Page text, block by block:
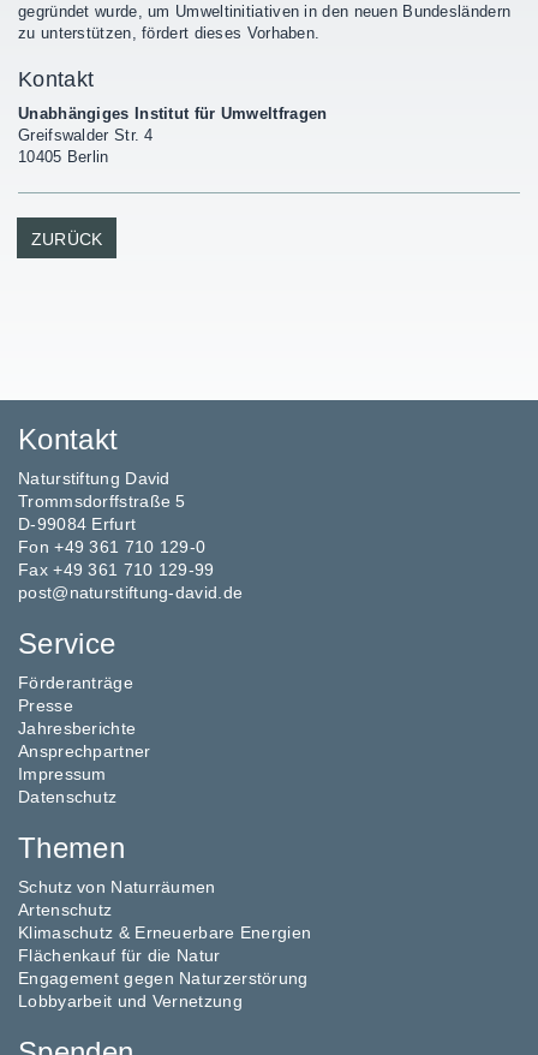
gegründet wurde, um Umweltinitiativen in den neuen Bundesländern
zu unterstützen, fördert dieses Vorhaben.
Kontakt
Unabhängiges Institut für Umweltfragen
Greifswalder Str. 4
10405 Berlin
ZURÜCK
Kontakt
Naturstiftung David
Trommsdorffstraße 5
D-99084 Erfurt
Fon +49 361 710 129-0
Fax +49 361 710 129-99
post@naturstiftung-david.de
Service
Förderanträge
Presse
Jahresberichte
Ansprechpartner
Impressum
Datenschutz
Themen
Schutz von Naturräumen
Artenschutz
Klimaschutz & Erneuerbare Energien
Flächenkauf für die Natur
Engagement gegen Naturzerstörung
Lobbyarbeit und Vernetzung